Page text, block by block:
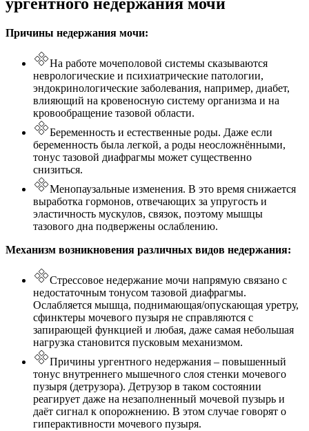
ургентного недержания мочи
Причины недержания мочи:
На работе мочеполовой системы сказываются
неврологические и психиатрические патологии,
эндокринологические заболевания, например, диабет,
влияющий на кровеносную систему организма и на
кровообращение тазовой области.
Беременность и естественные роды. Даже если
беременность была легкой, а роды неосложнёнными,
тонус тазовой диафрагмы может существенно
снизиться.
Менопаузальные изменения. В это время снижается
выработка гормонов, отвечающих за упругость и
эластичность мускулов, связок, поэтому мышцы
тазового дна подвержены ослаблению.
Механизм возникновения различных видов недержания:
Стрессовое недержание мочи напрямую связано с
недостаточным тонусом тазовой диафрагмы.
Ослабляется мышца, поднимающая/опускающая уретру,
сфинктеры мочевого пузыря не справляются с
запирающей функцией и любая, даже самая небольшая
нагрузка становится пусковым механизмом.
Причины ургентного недержания – повышенный
тонус внутреннего мышечного слоя стенки мочевого
пузыря (детрузора). Детрузор в таком состоянии
реагирует даже на незаполненный мочевой пузырь и
даёт сигнал к опорожнению. В этом случае говорят о
гиперактивности мочевого пузыря.